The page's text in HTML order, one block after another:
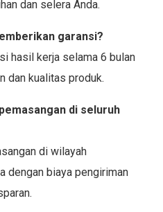
dan selera Anda.
garansi?
hasil kerja selama 6 bulan
dan kualitas produk.
di seluruh
di wilayah
dengan biaya pengiriman